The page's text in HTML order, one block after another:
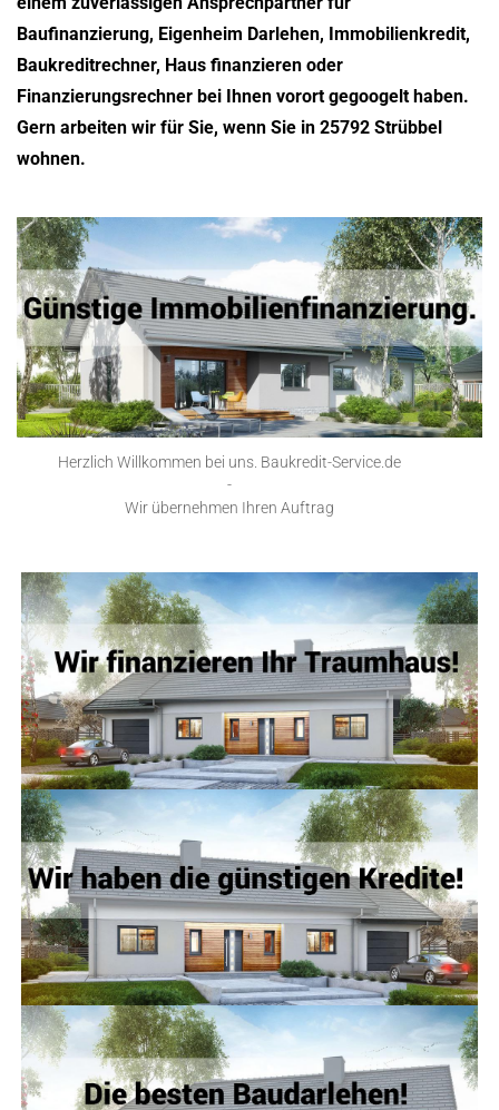
Baufinanzierung, Eigenheim Darlehen, Immobilienkredit,
Baukreditrechner, Haus finanzieren oder
Finanzierungsrechner bei Ihnen vorort gegoogelt haben.
Gern arbeiten wir für Sie, wenn Sie in 25792 Strübbel
wohnen.
Herzlich Willkommen bei uns. Baukredit-Service.de
-
Wir übernehmen Ihren Auftrag